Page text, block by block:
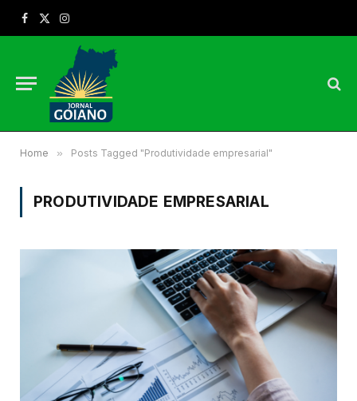
Facebook
X
Instagram
Home » Posts Tagged "Produtividade empresarial"
PRODUTIVIDADE EMPRESARIAL